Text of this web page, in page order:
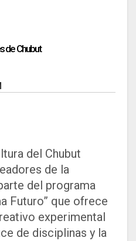
de Chubut
del Chubut
de la
del programa
Futuro” que ofrece
experimental
de disciplinas y la